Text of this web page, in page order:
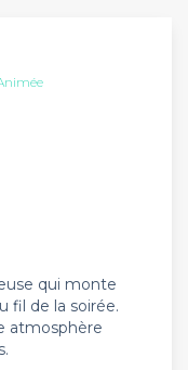
qui monte
fil de la soirée.
atmosphère